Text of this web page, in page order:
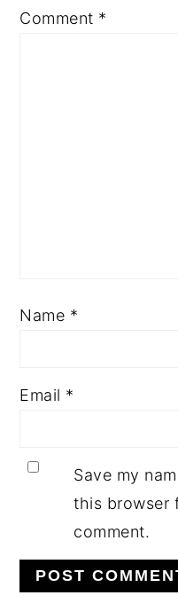
Comment *
Name *
Email *
Save my
this browser
comment.